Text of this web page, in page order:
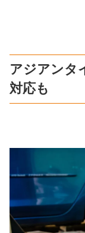
アジアンタ
対応も